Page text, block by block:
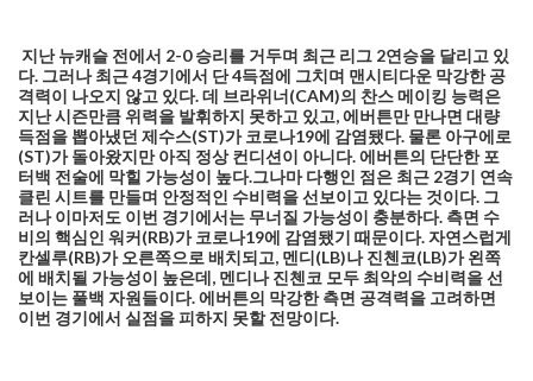
지난 뉴캐슬 전에서 2-0 승리를 거두며 최근 리그 2연승을 달리고 있
다. 그러나 최근 4경기에서 단 4득점에 그치며 맨시티다운 막강한 공
격력이 나오지 않고 있다. 데 브라위너(CAM)의 찬스 메이킹 능력은
지난 시즌만큼 위력을 발휘하지 못하고 있고, 에버튼만 만나면 대량
득점을 뽑아냈던 제수스(ST)가 코로나19에 감염됐다. 물론 아구에로
(ST)가 돌아왔지만 아직 정상 컨디션이 아니다. 에버튼의 단단한 포
터백 전술에 막힐 가능성이 높다.그나마 다행인 점은 최근 2경기 연속
클린 시트를 만들며 안정적인 수비력을 선보이고 있다는 것이다. 그
러나 이마저도 이번 경기에서는 무너질 가능성이 충분하다. 측면 수
비의 핵심인 워커(RB)가 코로나19에 감염됐기 때문이다. 자연스럽게
칸셀루(RB)가 오른쪽으로 배치되고, 멘디(LB)나 진첸코(LB)가 왼쪽
에 배치될 가능성이 높은데, 멘디나 진첸코 모두 최악의 수비력을 선
보이는 풀백 자원들이다. 에버튼의 막강한 측면 공격력을 고려하면
이번 경기에서 실점을 피하지 못할 전망이다.